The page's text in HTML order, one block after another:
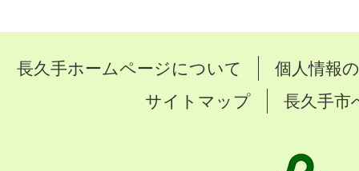
長久手ホームページについて
個人情報
サイトマップ
長久手市